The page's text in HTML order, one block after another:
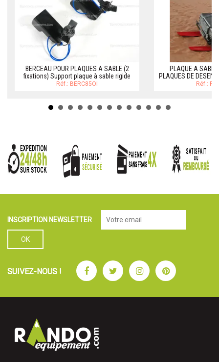
BERCEAU POUR PLAQUES A SABLE (2
fixations) Support plaque à sable rigide
Réf.: BERC85OI
PLAQUE A
PLAQUES DE
Réf.:
INSCRIPTION NEWSLETTER
SUIVEZ-NOUS ! FacebookTwitterInstagramPinterest